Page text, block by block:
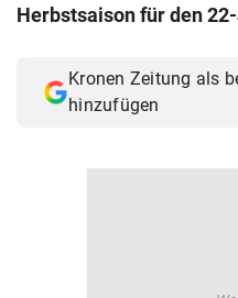
Herbstsaison für den
Kronen Zeitung als
hinzufügen